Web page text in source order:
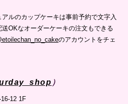
ルのカップケーキは事前予約で文字入
OKなオーダーケーキの注文もできる
のアカウントをチェ
）
12 1F